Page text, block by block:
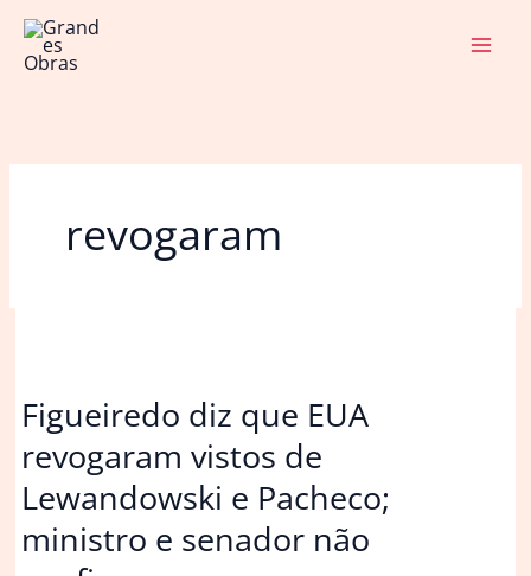
para
revogaram
Figueiredo diz que EUA
revogaram vistos de
Lewandowski e Pacheco;
ministro e senador não